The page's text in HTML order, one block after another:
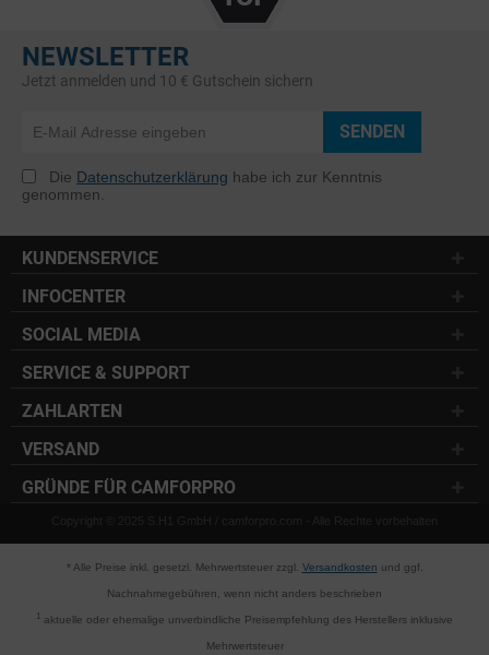
NEWSLETTER
Jetzt anmelden und 10 € Gutschein sichern
SENDEN
Die Datenschutzerklärung habe ich zur Kenntnis
genommen.
KUNDENSERVICE
INFOCENTER
SOCIAL MEDIA
SERVICE & SUPPORT
ZAHLARTEN
VERSAND
GRÜNDE FÜR CAMFORPRO
Copyright © 2025 S.H1 GmbH / camforpro.com - Alle Rechte vorbehalten
* Alle Preise inkl. gesetzl. Mehrwertsteuer zzgl. Versandkosten und ggf.
Nachnahmegebühren, wenn nicht anders beschrieben
aktuelle oder ehemalige unverbindliche Preisempfehlung des Herstellers inklusive
Mehrwertsteuer